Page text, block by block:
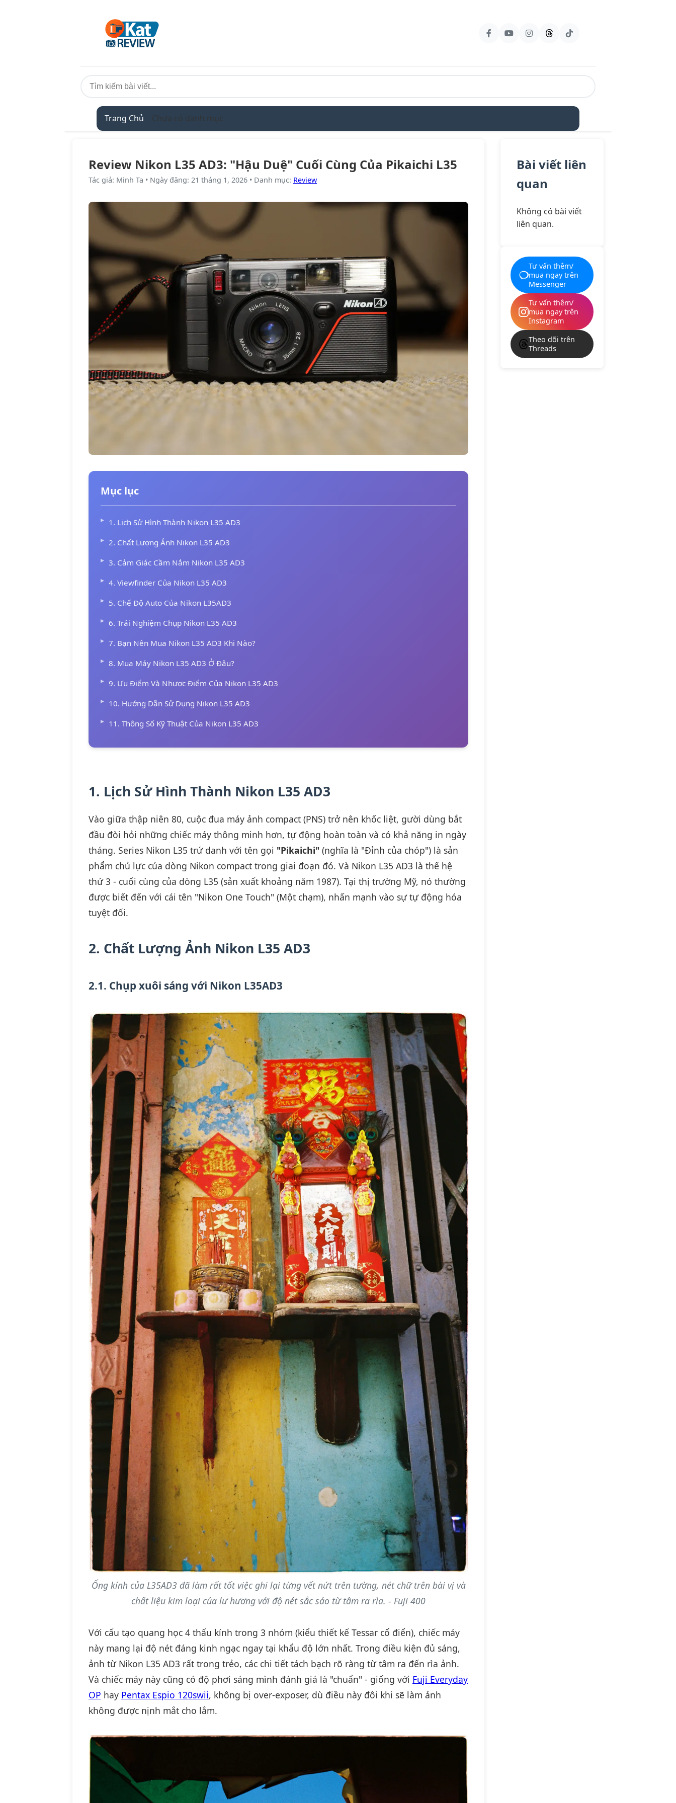
Trang Chủ Chưa có danh mục
Review Nikon L35 AD3: "Hậu Duệ" Cuối Cùng Của Pikaichi L35
Tác giả: Minh Ta • Ngày đăng: 21 tháng 1, 2026 • Danh mục: Review
Mục lục
1. Lịch Sử Hình Thành Nikon L35 AD3
2. Chất Lượng Ảnh Nikon L35 AD3
3. Cảm Giác Cầm Nắm Nikon L35 AD3
4. Viewfinder Của Nikon L35 AD3
5. Chế Độ Auto Của Nikon L35AD3
6. Trải Nghiệm Chụp Nikon L35 AD3
7. Bạn Nên Mua Nikon L35 AD3 Khi Nào?
8. Mua Máy Nikon L35 AD3 Ở Đâu?
9. Ưu Điểm Và Nhược Điểm Của Nikon L35 AD3
10. Hướng Dẫn Sử Dụng Nikon L35 AD3
11. Thông Số Kỹ Thuật Của Nikon L35 AD3
1. Lịch Sử Hình Thành Nikon L35 AD3
Vào giữa thập niên 80, cuộc đua máy ảnh compact (PNS) trở nên khốc liệt, gười dùng bắt
đầu đòi hỏi những chiếc máy thông minh hơn, tự động hoàn toàn và có khả năng in ngày
tháng. Series Nikon L35 trứ danh với tên gọi "Pikaichi" (nghĩa là "Đỉnh của chóp") là sản
phẩm chủ lực của dòng Nikon compact trong giai đoạn đó. Và Nikon L35 AD3 là thế hệ
thứ 3 - cuối cùng của dòng L35 (sản xuất khoảng năm 1987). Tại thị trường Mỹ, nó thường
được biết đến với cái tên "Nikon One Touch" (Một chạm), nhấn mạnh vào sự tự động hóa
tuyệt đối.
2. Chất Lượng Ảnh Nikon L35 AD3
2.1. Chụp xuôi sáng với Nikon L35AD3
Ống kính của L35AD3 đã làm rất tốt việc ghi lại từng vết nứt trên tường, nét chữ trên bài vị và
chất liệu kim loại của lư hương với độ nét sắc sảo từ tâm ra rìa. - Fuji 400
Với cấu tạo quang học 4 thấu kính trong 3 nhóm (kiểu thiết kế Tessar cổ điển), chiếc máy
này mang lại độ nét đáng kinh ngạc ngay tại khẩu độ lớn nhất. Trong điều kiện đủ sáng,
ảnh từ Nikon L35 AD3 rất trong trẻo, các chi tiết tách bạch rõ ràng từ tâm ra đến rìa ảnh.
Và chiếc máy này cũng có độ phơi sáng mình đánh giá là "chuẩn" - giống với Fuji Everyday
OP hay Pentax Espio 120swii, không bị over-exposer, dù điều này đôi khi sẽ làm ảnh
không được nịnh mắt cho lắm.
Bài viết liên
quan
Không có bài viết
liên quan.
Tư vấn thêm/
mua ngay trên
Messenger
Tư vấn thêm/
mua ngay trên
Instagram
Theo dõi trên
Threads